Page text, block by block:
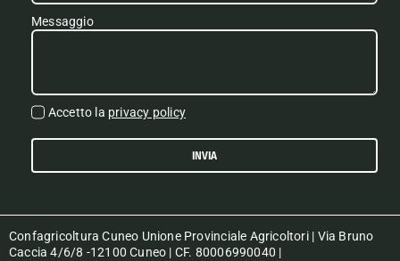
Messaggio
Accetto la privacy policy
INVIA
Confagricoltura Cuneo Unione Provinciale Agricoltori | Via Bruno
Caccia 4/6/8 -12100 Cuneo | CF. 80006990040 |